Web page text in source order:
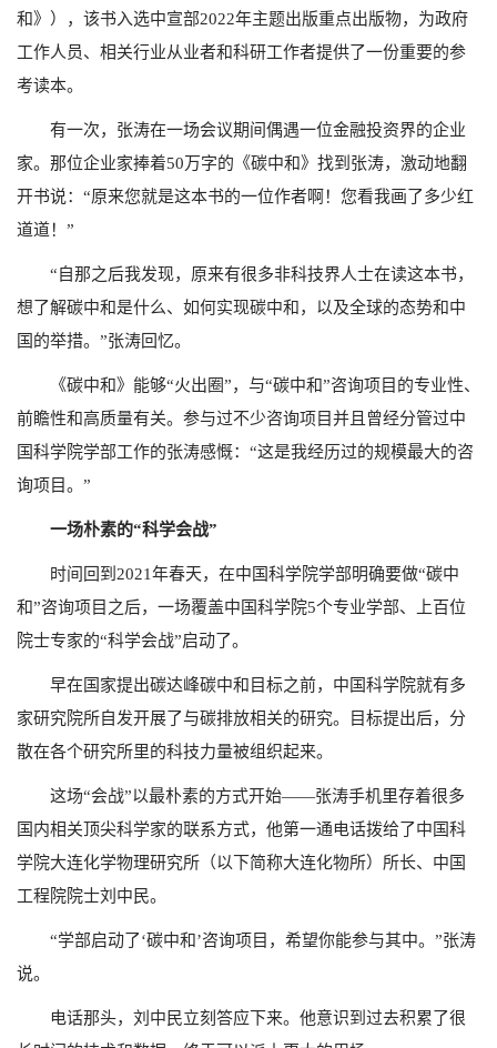
和》），该书入选中宣部2022年主题出版重点出版物，为政府
工作人员、相关行业从业者和科研工作者提供了一份重要的参
考读本。
有一次，张涛在一场会议期间偶遇一位金融投资界的企业
家。那位企业家捧着50万字的《碳中和》找到张涛，激动地翻
开书说：“原来您就是这本书的一位作者啊！您看我画了多少红
道道！”
“自那之后我发现，原来有很多非科技界人士在读这本书，
想了解碳中和是什么、如何实现碳中和，以及全球的态势和中
国的举措。”张涛回忆。
《碳中和》能够“火出圈”，与“碳中和”咨询项目的专业性、
前瞻性和高质量有关。参与过不少咨询项目并且曾经分管过中
国科学院学部工作的张涛感慨：“这是我经历过的规模最大的咨
询项目。”
一场朴素的“科学会战”
时间回到2021年春天，在中国科学院学部明确要做“碳中
和”咨询项目之后，一场覆盖中国科学院5个专业学部、上百位
院士专家的“科学会战”启动了。
早在国家提出碳达峰碳中和目标之前，中国科学院就有多
家研究院所自发开展了与碳排放相关的研究。目标提出后，分
散在各个研究所里的科技力量被组织起来。
这场“会战”以最朴素的方式开始——张涛手机里存着很多
国内相关顶尖科学家的联系方式，他第一通电话拨给了中国科
学院大连化学物理研究所（以下简称大连化物所）所长、中国
工程院院士刘中民。
“学部启动了‘碳中和’咨询项目，希望你能参与其中。”张涛
说。
电话那头，刘中民立刻答应下来。他意识到过去积累了很